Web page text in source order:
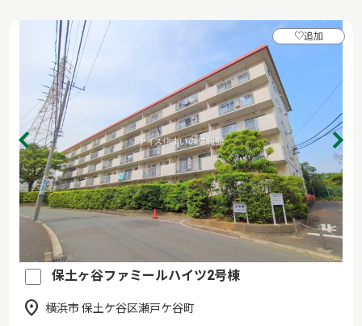
保土ヶ谷ファミールハイツ2号棟
横浜市 保土ケ谷区瀬戸ケ谷町
♡追加